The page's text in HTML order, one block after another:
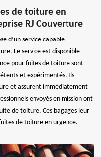
de toiture en
RJ Couverture
d’un service capable
Le service est disponible
pour fuites de toiture sont
et expérimentés. Ils
et assurent immédiatement
envoyés en mission ont
de toiture. Ces bagages leur
de toiture en urgence.